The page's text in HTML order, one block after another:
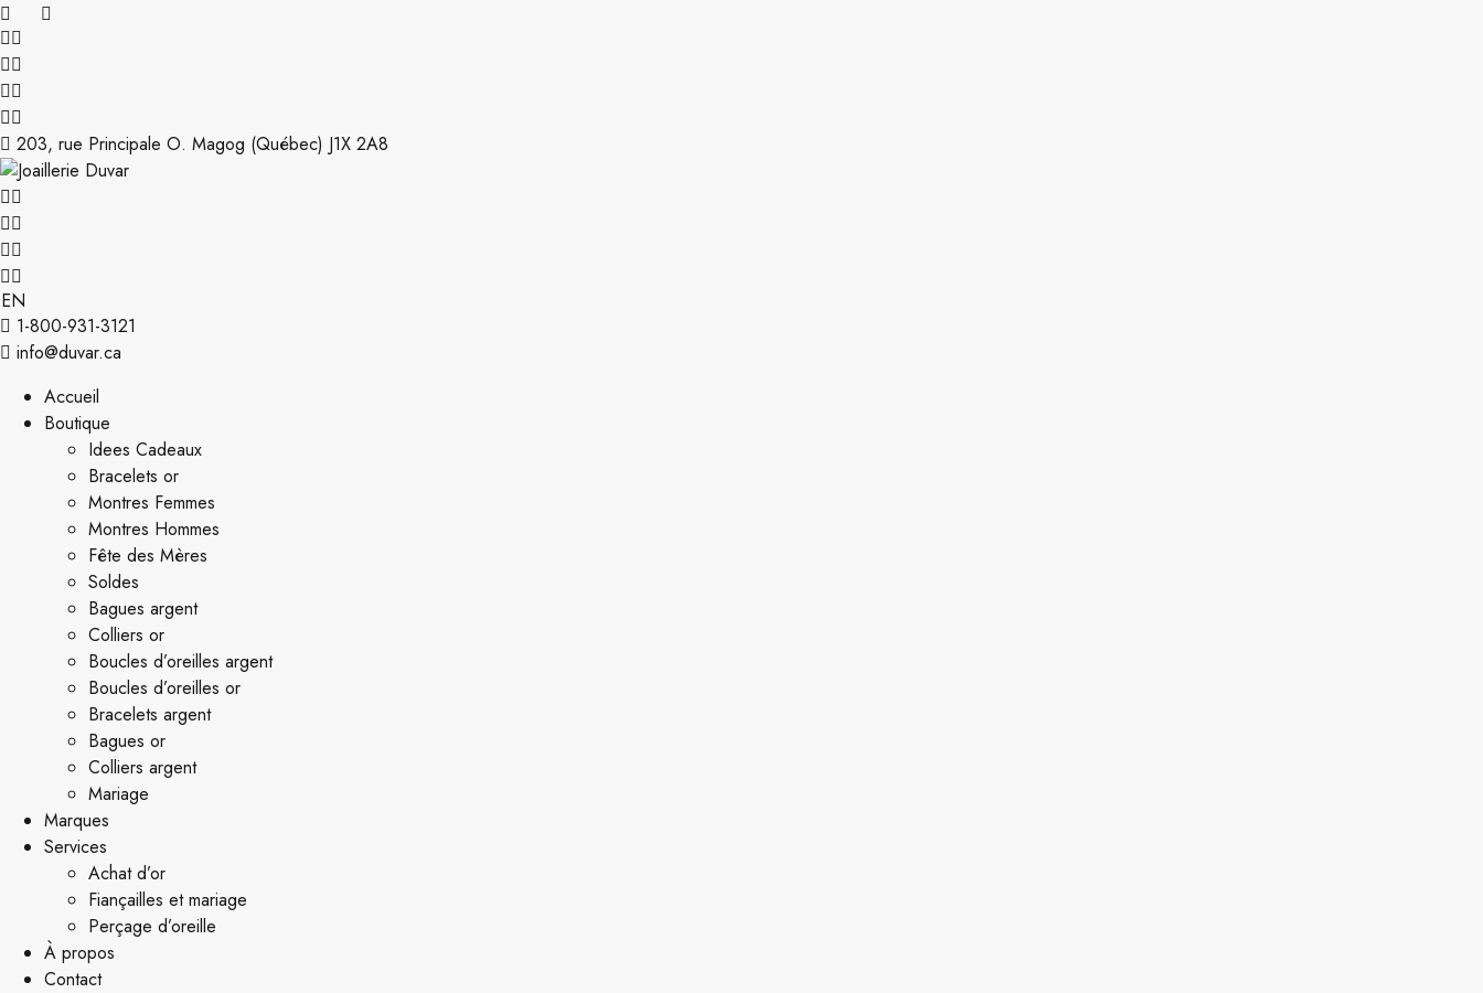
203, rue Principale O. Magog (Québec) J1X 2A8
EN
1-800-931-3121
info@duvar.ca
Accueil
Boutique
Idees Cadeaux
Bracelets or
Montres Femmes
Montres Hommes
Fête des Mères
Soldes
Bagues argent
Colliers or
Boucles d’oreilles argent
Boucles d’oreilles or
Bracelets argent
Bagues or
Colliers argent
Mariage
Marques
Services
Achat d’or
Fiançailles et mariage
Perçage d’oreille
À propos
Contact